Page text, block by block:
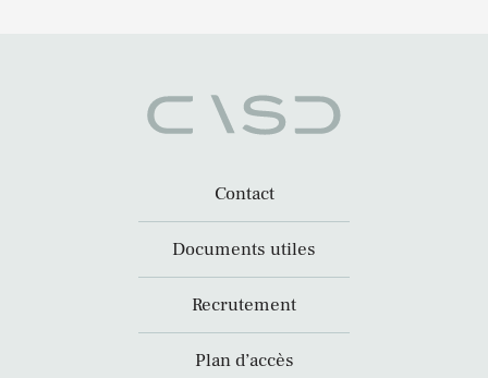
Contact
Documents utiles
Recrutement
Plan d’accès